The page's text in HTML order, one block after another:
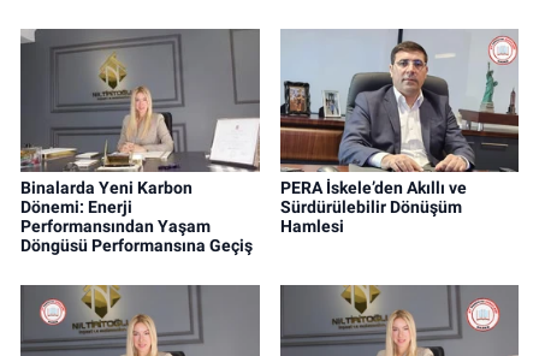
Binalarda Yeni Karbon
Dönemi: Enerji
Performansından Yaşam
Döngüsü Performansına Geçiş
PERA İskele’den Akıllı ve
Sürdürülebilir Dönüşüm
Hamlesi